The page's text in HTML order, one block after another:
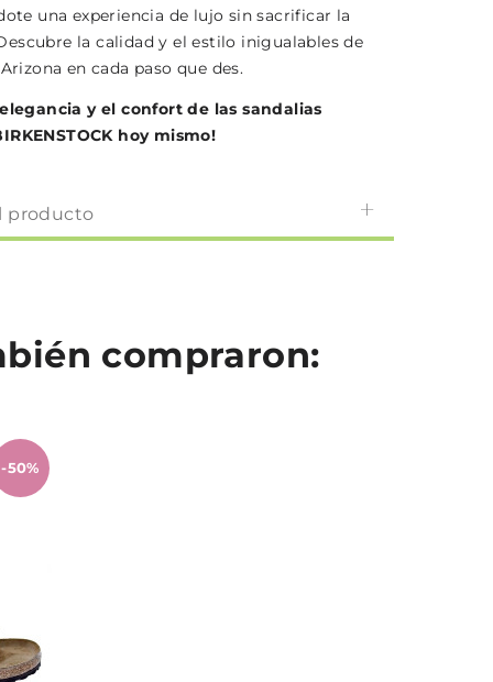
una experiencia de lujo sin sacrificar la
la calidad y el estilo inigualables de
en cada paso que des.
y el confort de las sandalias
hoy mismo!
producto
compraron:
-50%